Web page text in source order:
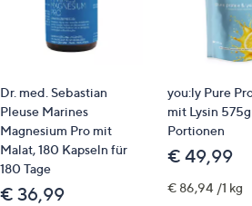
Innenbund mit geteiltem
Paspel in Lederoptik an
Gesäßtaschen
Kontrastfarbe
je 1 Niete an den vorderen
kontrastfarbige Steppung
Maße (Größe 38/KG
Dr. med. Sebastian
Pleuse Marines
Magnesium Pro mit
Malat, 180 Kapseln für
180 Tage
€ 36,99
you:ly Pure
mit Lysin
Portionen
€ 49,99
€ 86,94 /1 kg